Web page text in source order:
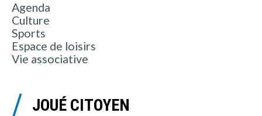
Agenda
Culture
Sports
Espace de loisirs
Vie associative
JOUÉ CITOYEN